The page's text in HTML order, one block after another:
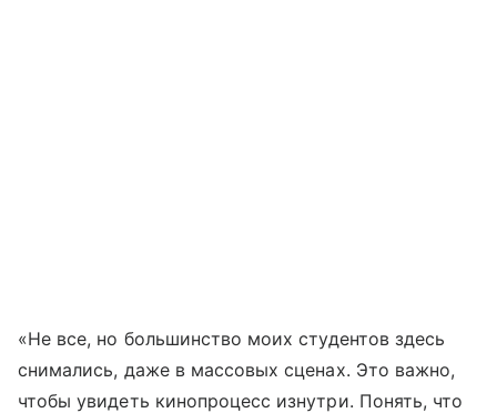
«Не все, но большинство моих студентов здесь
снимались, даже в массовых сценах. Это важно,
чтобы увидеть кинопроцесс изнутри. Понять, что